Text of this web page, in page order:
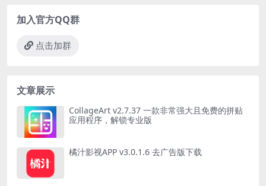
加入官方QQ群
点击加群
文章展示
CollageArt v2.7.37 一款非常强大且免费的拼贴
应用程序，解锁专业版
橘汁影视APP v3.0.1.6 去广告版下载